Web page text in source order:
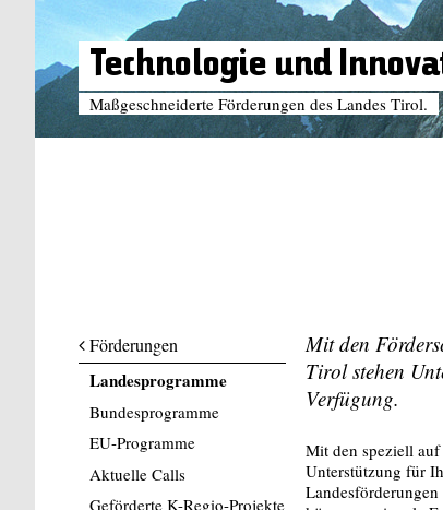
Technologie und
Maßgeschneiderte Förderungen des Landes Tirol.
Förderungen
Landesprogramme
Bundesprogramme
EU-Programme
Aktuelle Calls
Geförderte K-Regio-Projekte
Mit den
Tirol stehen
Verfügung.
Mit den speziell
Unterstützung für